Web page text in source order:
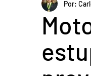
COVID-19 DF COVID-
Por: